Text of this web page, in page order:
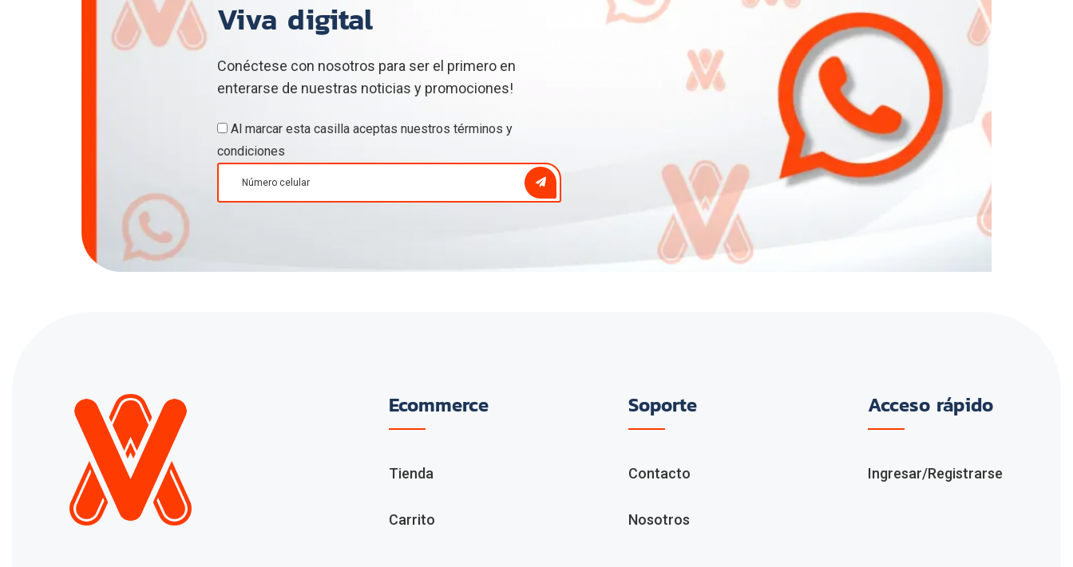
Viva digital
Conéctese con nosotros para ser el primero en
enterarse de nuestras noticias y promociones!
Al marcar esta casilla aceptas nuestros términos y
condiciones
Ecommerce
Tienda
Carrito
Soporte
Contacto
Nosotros
Acceso rápido
Ingresar/Registrarse